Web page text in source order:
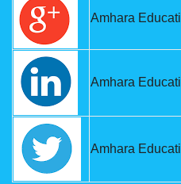
Amhara
Amhara
Amhara